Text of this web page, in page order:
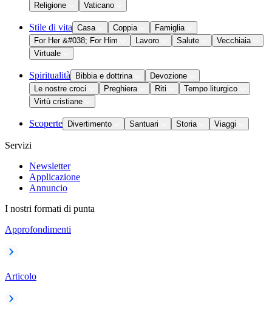
Religione
Vaticano
Stile di vita Casa Coppia
Famiglia
For Her &#038; For Him
Lavoro Salute
Vecchiaia
Virtuale
Spiritualità Bibbia e dottrina
Devozione
Le nostre croci
Preghiera Riti
Tempo liturgico
Virtù cristiane
Scoperte Divertimento Santuari Storia Viaggi
Servizi
Newsletter
Applicazione
Annuncio
I nostri formati di punta
Approfondimenti
Articolo